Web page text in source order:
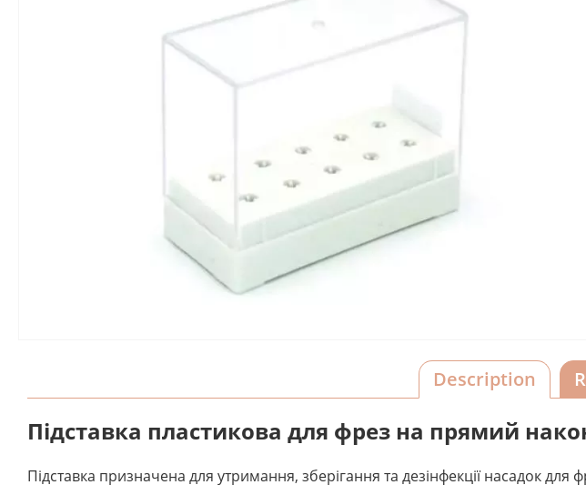
Description
Підставка пластикова для фрез на прямий
Підставка призначена для утримання, зберігання та дезінфекції насадок для